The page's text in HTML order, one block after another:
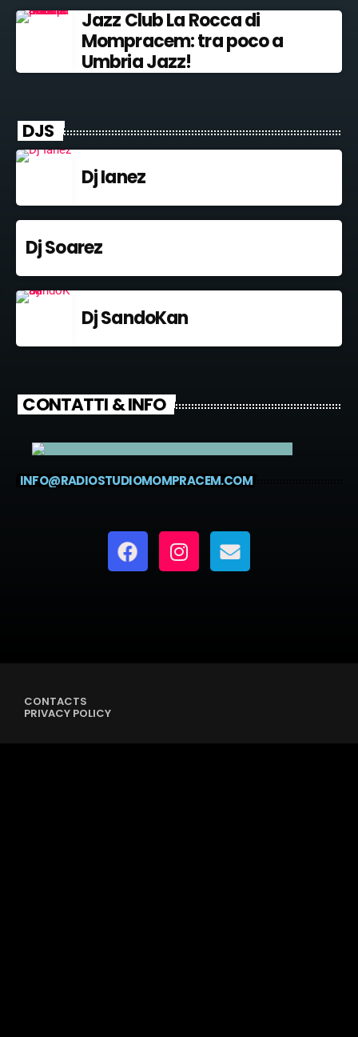
Jazz Club La Rocca di
Mompracem: tra poco a
Umbria Jazz!
DJS
Dj Ianez
Dj Soarez
Dj SandoKan
CONTATTI & INFO
INFO@RADIOSTUDIOMOMPRACEM.COM
CONTACTS
PRIVACY POLICY